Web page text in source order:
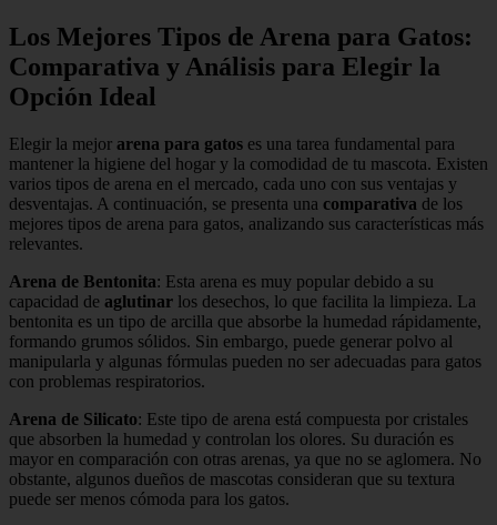
Los Mejores Tipos de Arena para Gatos:
Comparativa y Análisis para Elegir la
Opción Ideal
Elegir la mejor arena para gatos es una tarea fundamental para
mantener la higiene del hogar y la comodidad de tu mascota. Existen
varios tipos de arena en el mercado, cada uno con sus ventajas y
desventajas. A continuación, se presenta una comparativa de los
mejores tipos de arena para gatos, analizando sus características más
relevantes.
Arena de Bentonita: Esta arena es muy popular debido a su
capacidad de aglutinar los desechos, lo que facilita la limpieza. La
bentonita es un tipo de arcilla que absorbe la humedad rápidamente,
formando grumos sólidos. Sin embargo, puede generar polvo al
manipularla y algunas fórmulas pueden no ser adecuadas para gatos
con problemas respiratorios.
Arena de Silicato: Este tipo de arena está compuesta por cristales
que absorben la humedad y controlan los olores. Su duración es
mayor en comparación con otras arenas, ya que no se aglomera. No
obstante, algunos dueños de mascotas consideran que su textura
puede ser menos cómoda para los gatos.